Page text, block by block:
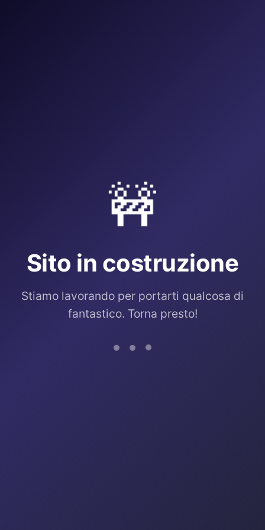
🚧
Sito in costruzione
Stiamo lavorando per portarti qualcosa di
fantastico. Torna presto!